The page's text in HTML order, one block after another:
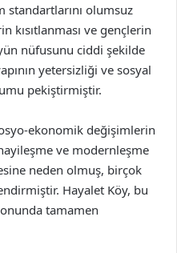
standartlarını olumsuz
kısıtlanması ve gençlerin
nüfusunu ciddi şekilde
yetersizliği ve sosyal
pekiştirmiştir.
ekonomik değişimlerin
ve modernleşme
neden olmuş, birçok
Hayalet Köy, bu
tamamen